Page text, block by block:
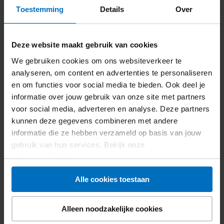
Toestemming Details Over
Deze website maakt gebruik van cookies
We gebruiken cookies om ons websiteverkeer te
analyseren, om content en advertenties te personaliseren
en om functies voor social media te bieden. Ook deel je
informatie over jouw gebruik van onze site met partners
voor social media, adverteren en analyse. Deze partners
kunnen deze gegevens combineren met andere
informatie die ze hebben verzameld op basis van jouw
gebruik van hun services. Bekijk onze
privacyverklaring.
Alle cookies toestaan
Alleen noodzakelijke cookies
veel
werk
jongvolwassenen
met
diabetes
type
1
Werkt een poeptransplantatie bij diabetes
7 juli 2026
Werkt